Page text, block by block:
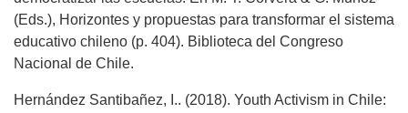
(Eds.), Horizontes y propuestas para transformar el sistema
educativo chileno (p. 404). Biblioteca del Congreso
Nacional de Chile.
Hernández Santibañez, I.. (2018). Youth Activism in Chile: